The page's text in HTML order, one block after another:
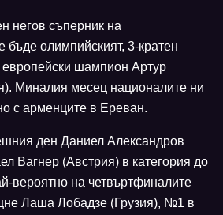
негов съперник на
бъде олимпийският, 3-кратен
европейски шампион Артур
Миналия месец националите ни
с арменците в Ереван.
ден Даниел Александров
Вагнер (Австрия) в категория до
вероятно на четвъртфиналите
Лаша Лобадзе (Грузия), №1 в